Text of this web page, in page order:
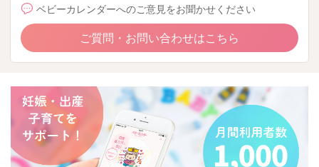
ベビーカレンダーへのご意見をお聞かせください
ご質問・お問い合わせはこちら